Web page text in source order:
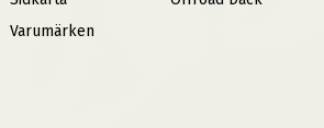
Varumärken